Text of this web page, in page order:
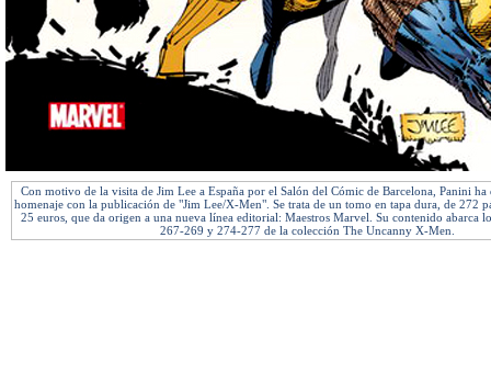
Con motivo de la visita de Jim Lee a España por el Salón del Cómic de Barcelona, Panini
homenaje con la publicación de "Jim Lee/X-Men". Se trata de un tomo en tapa dura, de 272
25 euros, que da origen a una nueva línea editorial: Maestros Marvel. Su contenido abarca
267-269 y 274-277 de la colección The Uncanny X-Men.